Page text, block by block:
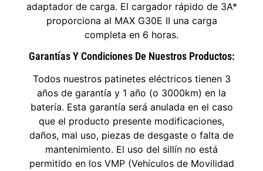
adaptador de carga. El cargador rápido de 3A*
proporciona al MAX G30E II una carga
completa en 6 horas.
Garantías Y Condiciones De Nuestros Productos:
Todos nuestros patinetes eléctricos tienen 3
años de garantía y 1 año (o 3000km) en la
batería. Esta garantía será anulada en el caso
que el producto presente modificaciones,
daños, mal uso, piezas de desgaste o falta de
mantenimiento. El uso del sillín no está
permitido en los VMP (Vehículos de Movilidad